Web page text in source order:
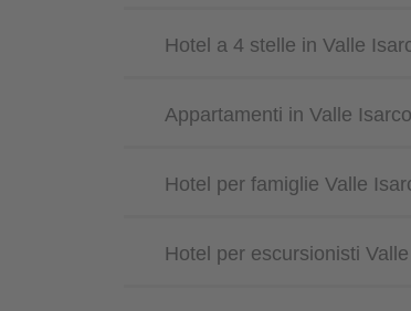
Hotel a 4 stelle in Valle
Appartamenti in Valle Isarco
Hotel per famiglie Valle
Hotel per escursionisti